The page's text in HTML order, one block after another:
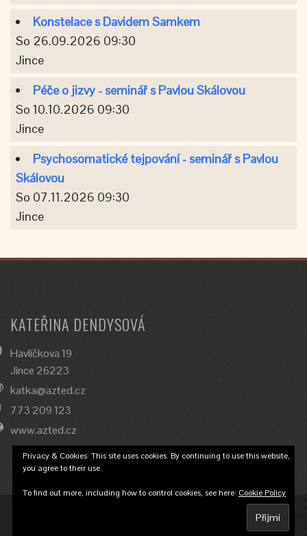
Konstelace s Davidem Samkem
So 26.09.2026 09:30
Jince
Péče o jizvy - seminář s Pavlou Skálovou
So 10.10.2026 09:30
Jince
Psychosomatické tejpování - seminář s Pavlou
Skálovou
So 07.11.2026 09:30
Jince
KATEŘINA DENDYSOVÁ
Havlíčkova 19
Jince 26223
katka@azted.cz
773 209 123
www.azted.cz
Privacy & Cookies: This site uses cookies. By continuing to use this website,
you agree to their use.
To find out more, including how to control cookies, see here: Cookie Policy